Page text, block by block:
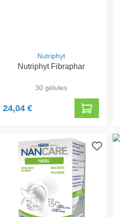
Nutriphyt
Nutriphyt Fibraphar
30 gélules
24,04 €